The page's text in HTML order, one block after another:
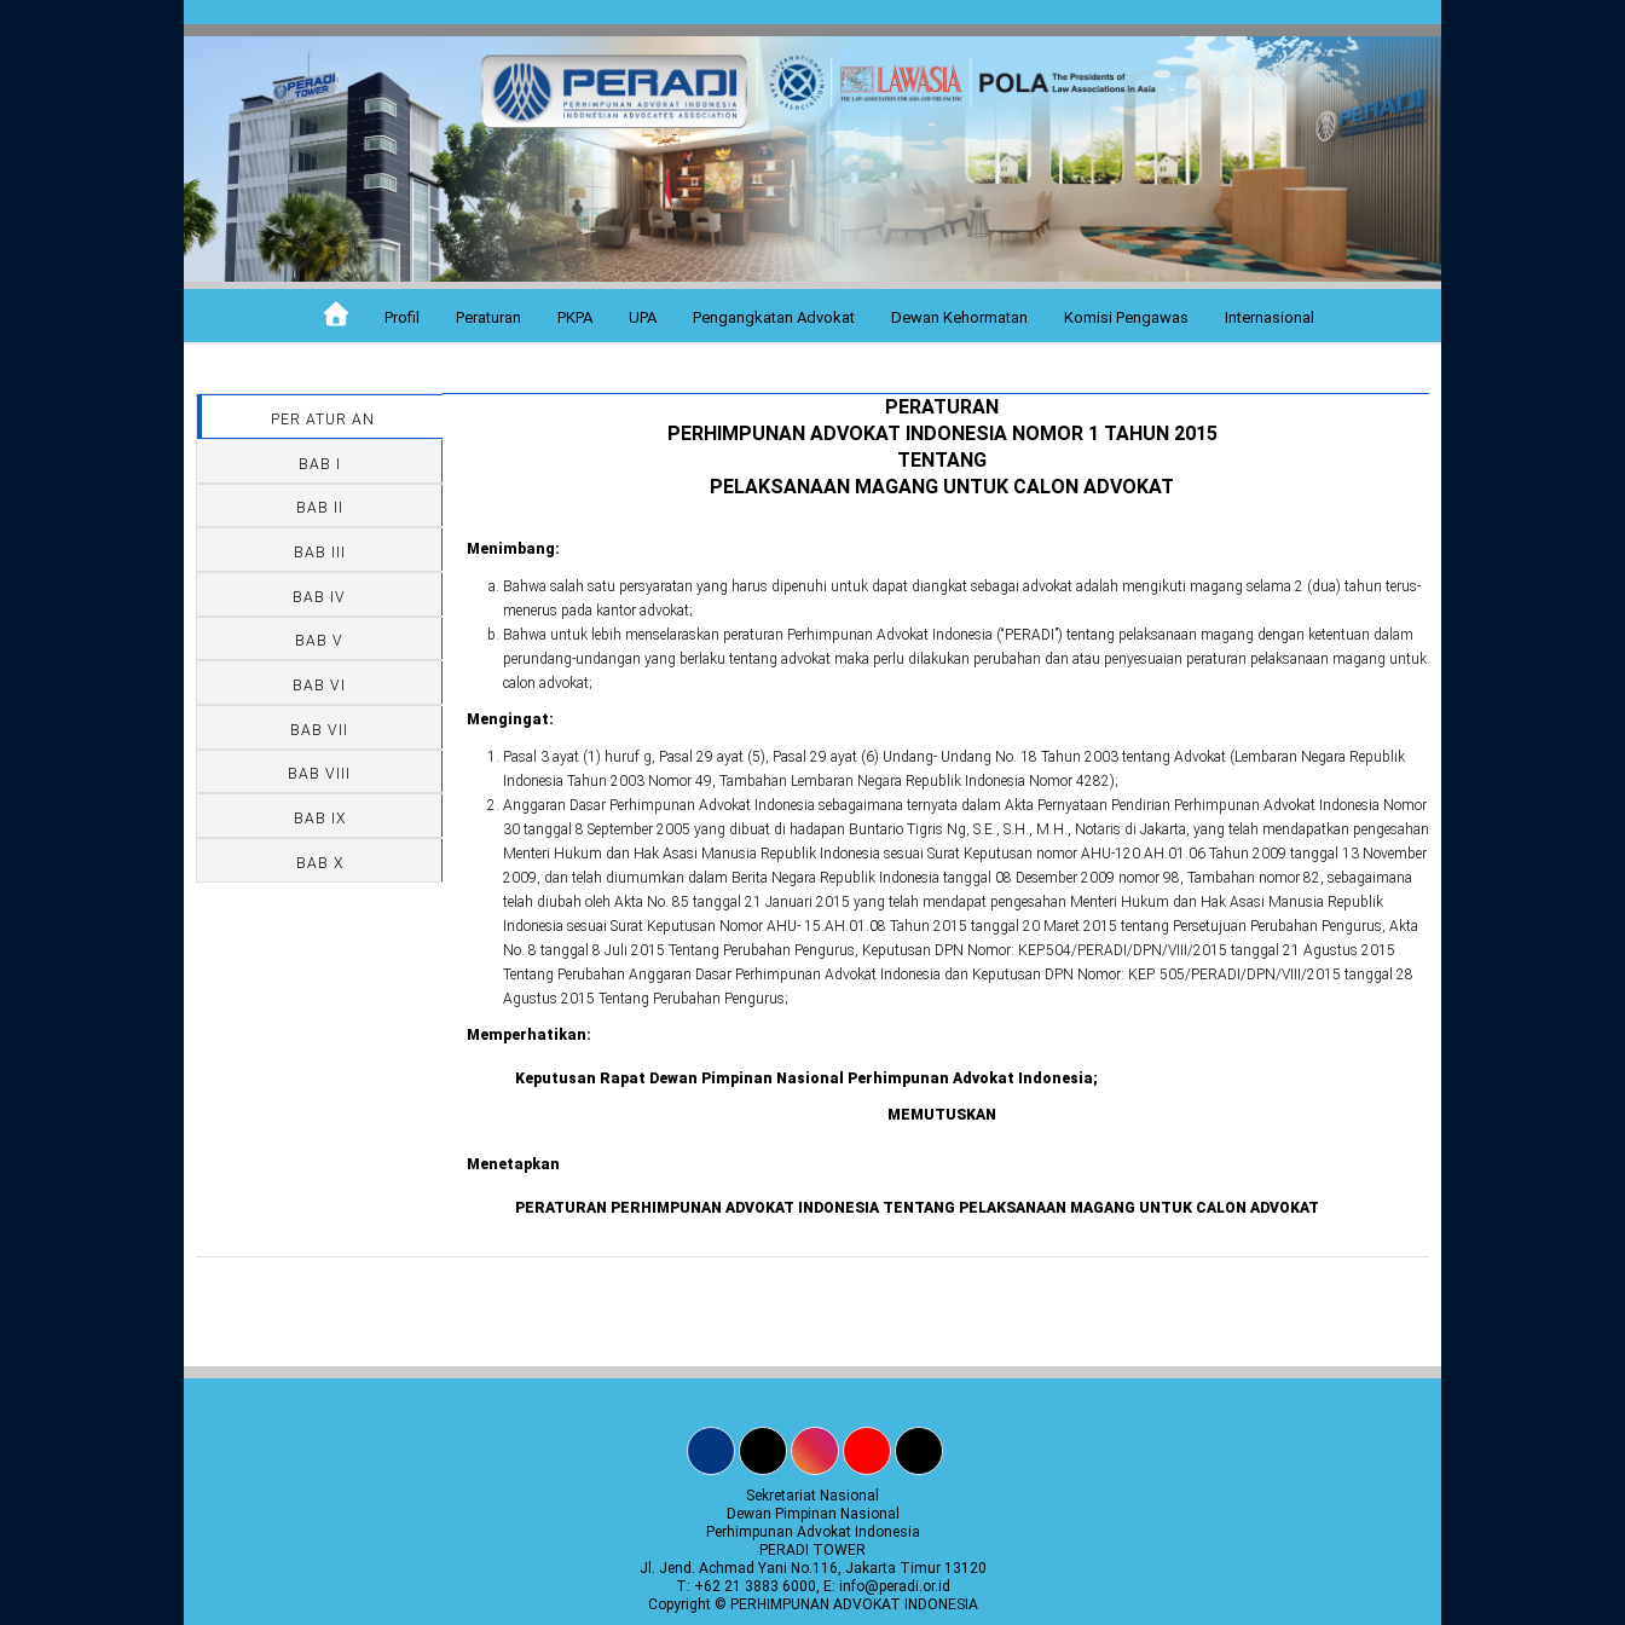
Profil Peraturan PKPA UPA Pengangkatan Advokat Dewan Kehormatan Komisi Pengawas Internasional
PER ATUR AN
BAB I
BAB II
BAB III
BAB IV
BAB V
BAB VI
BAB VII
BAB VIII
BAB IX
BAB X
PERATURAN
PERHIMPUNAN ADVOKAT INDONESIA NOMOR 1 TAHUN 2015
TENTANG
PELAKSANAAN MAGANG UNTUK CALON ADVOKAT
Menimbang:
Bahwa salah satu persyaratan yang harus dipenuhi untuk dapat diangkat sebagai advokat adalah mengikuti magang selama 2 (dua) tahun terus-
menerus pada kantor advokat;
Bahwa untuk lebih menselaraskan peraturan Perhimpunan Advokat Indonesia (“PERADI”) tentang pelaksanaan magang dengan ketentuan dalam
perundang-undangan yang berlaku tentang advokat maka perlu dilakukan perubahan dan atau penyesuaian peraturan pelaksanaan magang untuk
calon advokat;
Mengingat:
Pasal 3 ayat (1) huruf g, Pasal 29 ayat (5), Pasal 29 ayat (6) Undang- Undang No. 18 Tahun 2003 tentang Advokat (Lembaran Negara Republik
Indonesia Tahun 2003 Nomor 49, Tambahan Lembaran Negara Republik Indonesia Nomor 4282);
Anggaran Dasar Perhimpunan Advokat Indonesia sebagaimana ternyata dalam Akta Pernyataan Pendirian Perhimpunan Advokat Indonesia Nomor
30 tanggal 8 September 2005 yang dibuat di hadapan Buntario Tigris Ng, S.E., S.H., M.H., Notaris di Jakarta, yang telah mendapatkan pengesahan
Menteri Hukum dan Hak Asasi Manusia Republik Indonesia sesuai Surat Keputusan nomor AHU-120.AH.01.06 Tahun 2009 tanggal 13 November
2009, dan telah diumumkan dalam Berita Negara Republik Indonesia tanggal 08 Desember 2009 nomor 98, Tambahan nomor 82, sebagaimana
telah diubah oleh Akta No. 85 tanggal 21 Januari 2015 yang telah mendapat pengesahan Menteri Hukum dan Hak Asasi Manusia Republik
Indonesia sesuai Surat Keputusan Nomor AHU- 15.AH.01.08 Tahun 2015 tanggal 20 Maret 2015 tentang Persetujuan Perubahan Pengurus, Akta
No. 8 tanggal 8 Juli 2015 Tentang Perubahan Pengurus, Keputusan DPN Nomor: KEP.504/PERADI/DPN/VIII/2015 tanggal 21 Agustus 2015
Tentang Perubahan Anggaran Dasar Perhimpunan Advokat Indonesia dan Keputusan DPN Nomor: KEP. 505/PERADI/DPN/VIII/2015 tanggal 28
Agustus 2015 Tentang Perubahan Pengurus;
Memperhatikan:
Keputusan Rapat Dewan Pimpinan Nasional Perhimpunan Advokat Indonesia;
MEMUTUSKAN
Menetapkan
PERATURAN PERHIMPUNAN ADVOKAT INDONESIA TENTANG PELAKSANAAN MAGANG UNTUK CALON ADVOKAT
Sekretariat Nasional
Dewan Pimpinan Nasional
Perhimpunan Advokat Indonesia
PERADI TOWER
Jl. Jend. Achmad Yani No.116, Jakarta Timur 13120
T: +62 21 3883 6000, E: info@peradi.or.id
Copyright © PERHIMPUNAN ADVOKAT INDONESIA